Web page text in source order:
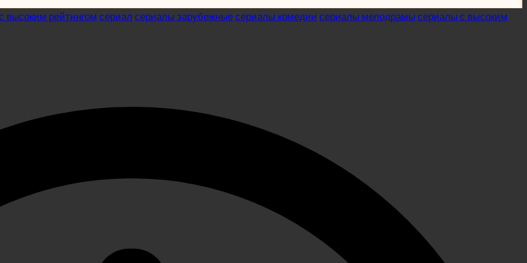
высоким рейтингом сериал сериалы зарубежныесериалы комедии сериалы мелодрамы сериалы с высоким